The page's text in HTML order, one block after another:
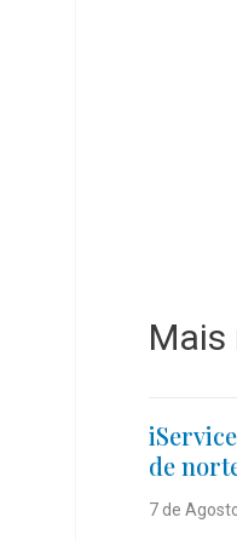
Mais
de
7 de